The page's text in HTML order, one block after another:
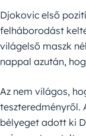
Djokovic első
felháborodást
világelső maszk
nappal azután,
Az nem világos,
teszteredményről.
bélyeget adott ki